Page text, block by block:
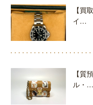
【買
イ…
【質
ル・…